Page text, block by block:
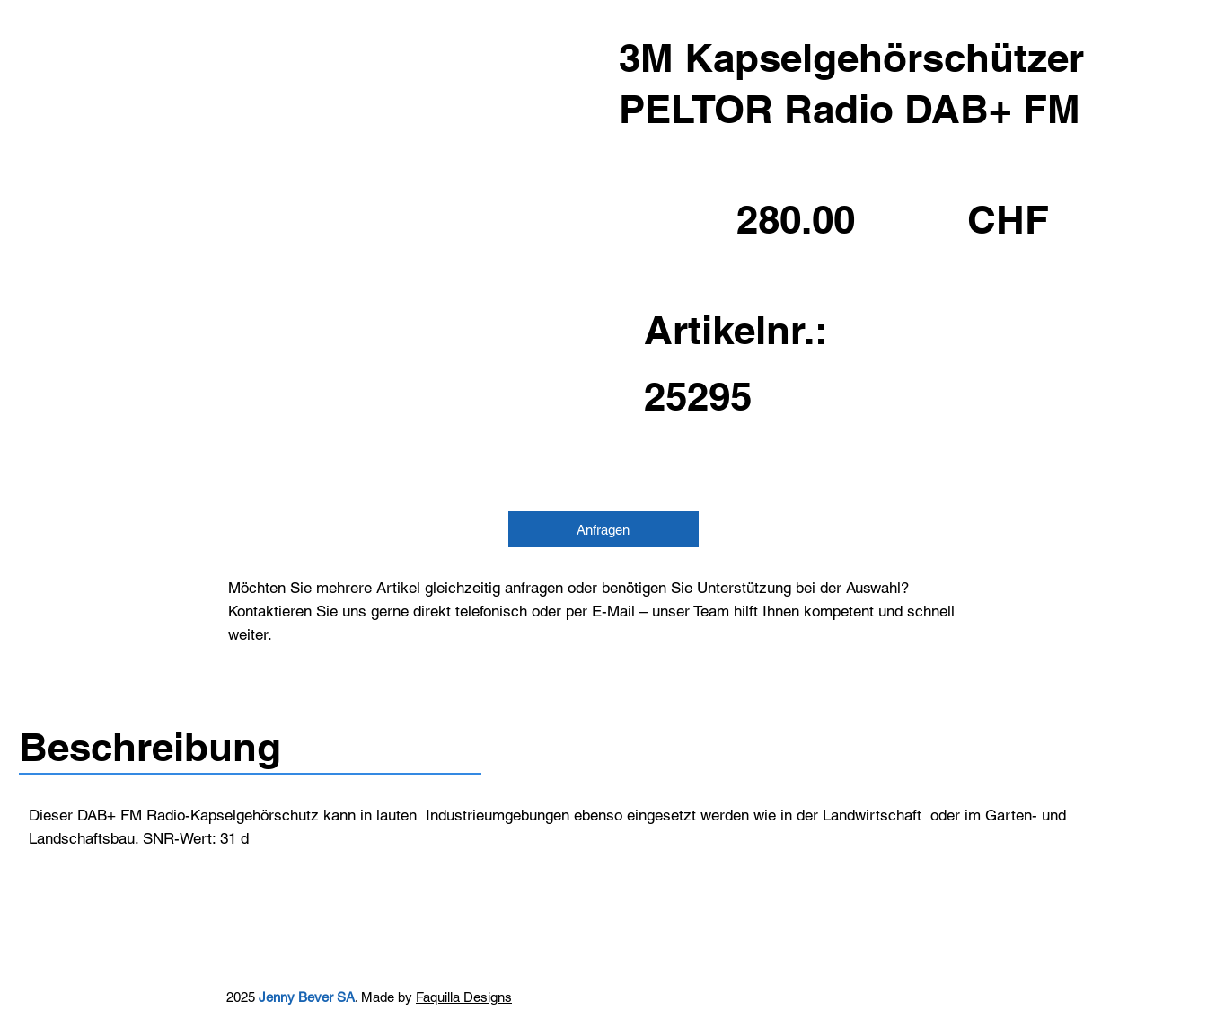
3M Kapselgehörschützer
PELTOR Radio DAB+ FM
280.00 CHF
Artikelnr.:
25295
Anfragen
Möchten Sie mehrere Artikel gleichzeitig anfragen oder benötigen Sie Unterstützung bei der Auswahl?
Kontaktieren Sie uns gerne direkt telefonisch oder per E-Mail – unser Team hilft Ihnen kompetent und schnell
weiter.
Beschreibung
Dieser DAB+ FM Radio-Kapselgehörschutz kann in lauten Industrieumgebungen ebenso eingesetzt werden wie in der Landwirtschaft oder im Garten- und
Landschaftsbau. SNR-Wert: 31 d
2025 Jenny Bever SA. Made by Faquilla Designs